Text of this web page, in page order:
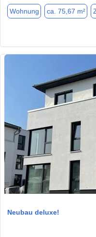
Wohnung ca. 75,67 m²
Neubau deluxe!